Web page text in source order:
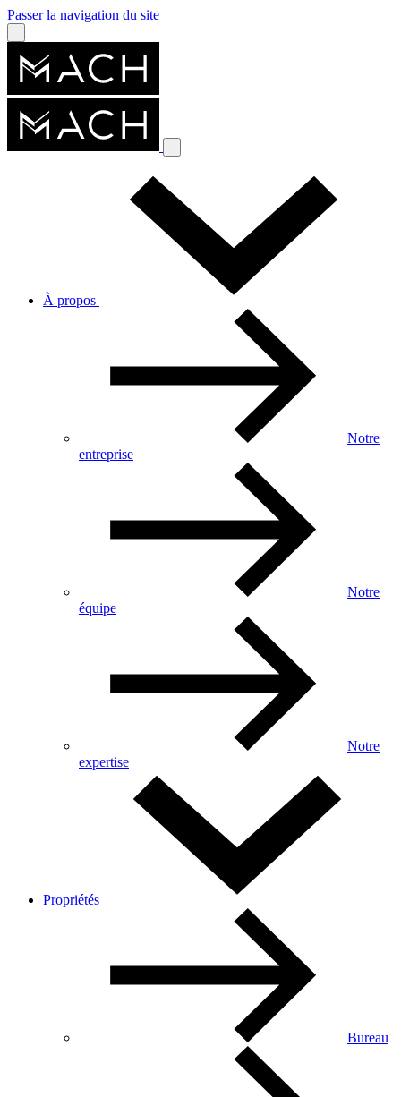
Passer la navigation du site
À propos
Notre
entreprise
Notre
équipe
Notre
expertise
Propriétés
Bureau